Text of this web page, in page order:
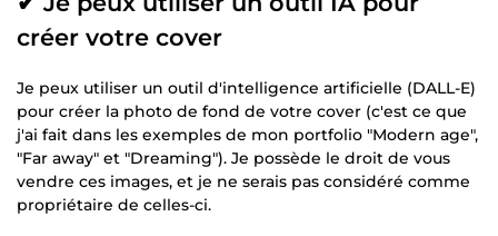
créer votre cover
Je peux utiliser un outil d'intelligence artificielle (DALL-E)
pour créer la photo de fond de votre cover (c'est ce que
j'ai fait dans les exemples de mon portfolio "Modern age",
"Far away" et "Dreaming"). Je possède le droit de vous
vendre ces images, et je ne serais pas considéré comme
propriétaire de celles-ci.